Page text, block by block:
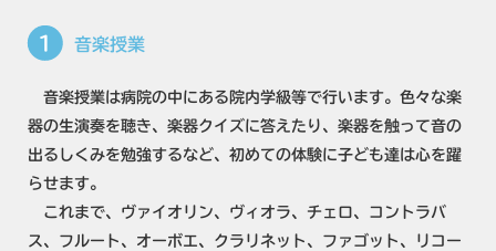
1 音楽授業
音楽授業は病院の中にある院内学級等で行います。色々な楽
器の生演奏を聴き、楽器クイズに答えたり、楽器を触って音の
出るしくみを勉強するなど、初めての体験に子ども達は心を躍
らせます。
これまで、ヴァイオリン、ヴィオラ、チェロ、コントラバ
ス、フルート、オーボエ、クラリネット、ファゴット、リコー